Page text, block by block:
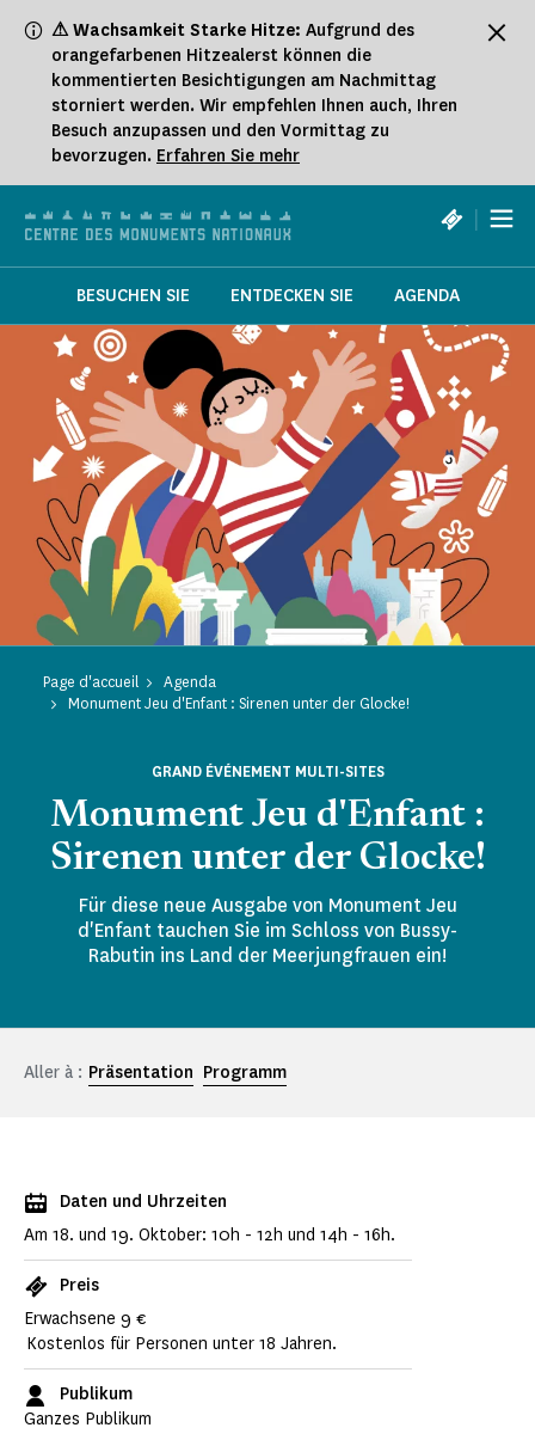
⚠ Wachsamkeit Starke Hitze: Aufgrund des
orangefarbenen Hitzealerst können die
kommentierten Besichtigungen am Nachmittag
storniert werden. Wir empfehlen Ihnen auch, Ihren
Besuch anzupassen und den Vormittag zu
bevorzugen. Erfahren Sie mehr
|
BESUCHEN SIE ENTDECKEN SIE AGENDA
Page d'accueil
Agenda
Monument Jeu d'Enfant : Sirenen unter der Glocke!
Monument Jeu d'Enfant :
Sirenen unter der Glocke!
GRAND ÉVÉNEMENT MULTI-SITES
Für diese neue Ausgabe von Monument Jeu
d'Enfant tauchen Sie im Schloss von Bussy-
Rabutin ins Land der Meerjungfrauen ein!
Aller à : Präsentation Programm
Daten und Uhrzeiten
Am 18. und 19. Oktober: 10h - 12h und 14h - 16h.
Preis
Erwachsene 9 €
Kostenlos für Personen unter 18 Jahren.
Publikum
Ganzes Publikum